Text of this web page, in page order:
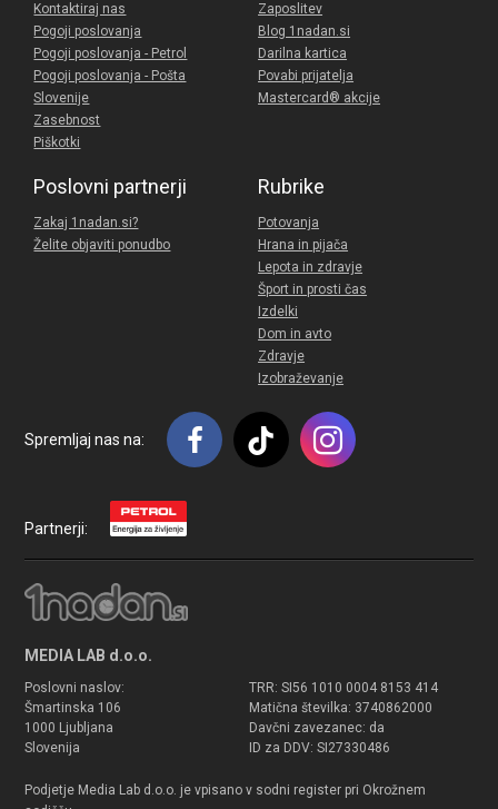
Kontaktiraj nas
Pogoji poslovanja
Pogoji poslovanja - Petrol
Pogoji poslovanja - Pošta
Slovenije
Zasebnost
Piškotki
Zaposlitev
Blog 1nadan.si
Darilna kartica
Povabi prijatelja
Mastercard® akcije
Poslovni partnerji
Zakaj 1nadan.si?
Želite objaviti ponudbo
Rubrike
Potovanja
Hrana in pijača
Lepota in zdravje
Šport in prosti čas
Izdelki
Dom in avto
Zdravje
Izobraževanje
Spremljaj nas na:
Partnerji:
MEDIA LAB d.o.o.
Poslovni naslov:
Šmartinska 106
1000 Ljubljana
Slovenija
TRR: SI56 1010 0004 8153 414
Matična številka: 3740862000
Davčni zavezanec: da
ID za DDV: SI27330486
Podjetje Media Lab d.o.o. je vpisano v sodni register pri Okrožnem